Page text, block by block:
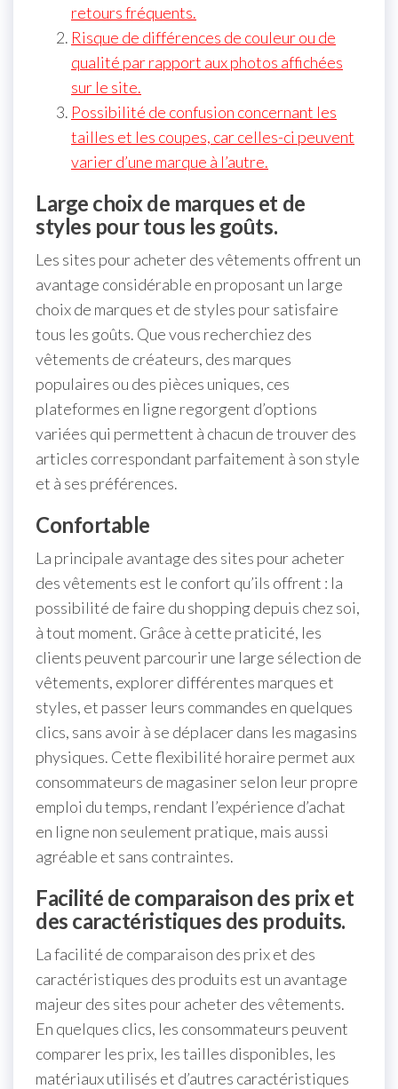
retours fréquents.
Risque de différences de couleur ou de
qualité par rapport aux photos affichées
sur le site.
Possibilité de confusion concernant les
tailles et les coupes, car celles-ci peuvent
varier d’une marque à l’autre.
Large choix de marques et de
styles pour tous les goûts.
Les sites pour acheter des vêtements offrent un
avantage considérable en proposant un large
choix de marques et de styles pour satisfaire
tous les goûts. Que vous recherchiez des
vêtements de créateurs, des marques
populaires ou des pièces uniques, ces
plateformes en ligne regorgent d’options
variées qui permettent à chacun de trouver des
articles correspondant parfaitement à son style
et à ses préférences.
Confortable
La principale avantage des sites pour acheter
des vêtements est le confort qu’ils offrent : la
possibilité de faire du shopping depuis chez soi,
à tout moment. Grâce à cette praticité, les
clients peuvent parcourir une large sélection de
vêtements, explorer différentes marques et
styles, et passer leurs commandes en quelques
clics, sans avoir à se déplacer dans les magasins
physiques. Cette flexibilité horaire permet aux
consommateurs de magasiner selon leur propre
emploi du temps, rendant l’expérience d’achat
en ligne non seulement pratique, mais aussi
agréable et sans contraintes.
Facilité de comparaison des prix et
des caractéristiques des produits.
La facilité de comparaison des prix et des
caractéristiques des produits est un avantage
majeur des sites pour acheter des vêtements.
En quelques clics, les consommateurs peuvent
comparer les prix, les tailles disponibles, les
matériaux utilisés et d’autres caractéristiques